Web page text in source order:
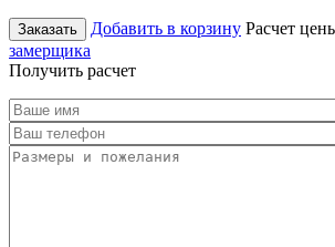
Заказать Добавить в корзину Расчет
замерщика
Получить расчет